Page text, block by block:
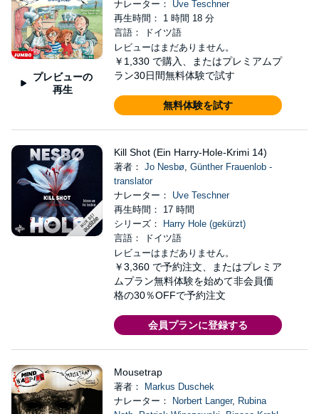
プレビューの
再生
ナレーター： Uve Teschner
再生時間： 1 時間 18 分
言語： ドイツ語
レビューはまだありません。
￥1,330 で購入、またはプレミアムプ
ラン30日間無料体験で試す
無料体験を試す
Kill Shot (Ein Harry-Hole-Krimi 14)
著者： Jo Nesbø, Günther Frauenlob -
translator
ナレーター： Uve Teschner
再生時間： 17 時間
シリーズ：
Harry Hole (gekürzt)
言語： ドイツ語
レビューはまだありません。
￥3,360 で予約注文、またはプレミア
ムプラン無料体験を始めて非会員価
格の30％OFFで予約注文
会員プランに登録する
Mousetrap
著者：
Markus Duschek
ナレーター：
Norbert Langer, Rubina